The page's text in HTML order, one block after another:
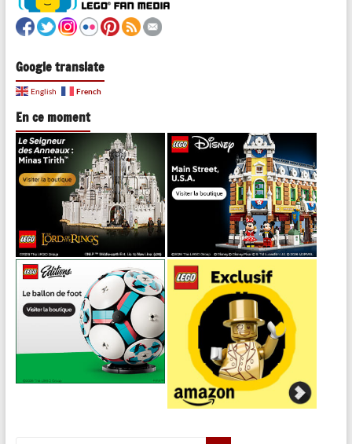
Google translate
English French
En ce moment